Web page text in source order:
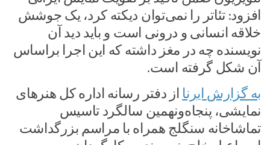
افزود:‌ تئاتر را نمی‌توان دیکته کرد، یک جوشش
خلاقه انسانی و درونی است و باید دید آن
نویسنده چه در مغز داشته که این اجرا براساس
آن شکل گرفته است.
به گزارش ایرنا از دفتر رسانه اداره کل هنرهای
نمایشی، پنجاه‌ونهمین سالگرد تاسیس
تماشاخانه سنگلج همراه با مراسم بزرگداشت